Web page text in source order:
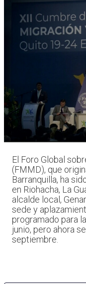
El Foro Global
(FMMD), que
Barranquilla, ha
en Riohacha, La
alcalde local,
sede y
programado para
junio, pero ahora
septiembre.